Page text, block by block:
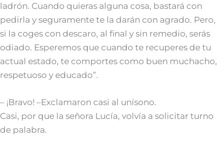
ladrón. Cuando quieras alguna cosa, bastará con
pedirla y seguramente te la darán con agrado. Pero,
si la coges con descaro, al final y sin remedio, serás
odiado. Esperemos que cuando te recuperes de tu
actual estado, te comportes como buen muchacho,
respetuoso y educado”.
– ¡Bravo! –Exclamaron casi al unísono.
Casi, por que la señora Lucía, volvía a solicitar turno
de palabra.